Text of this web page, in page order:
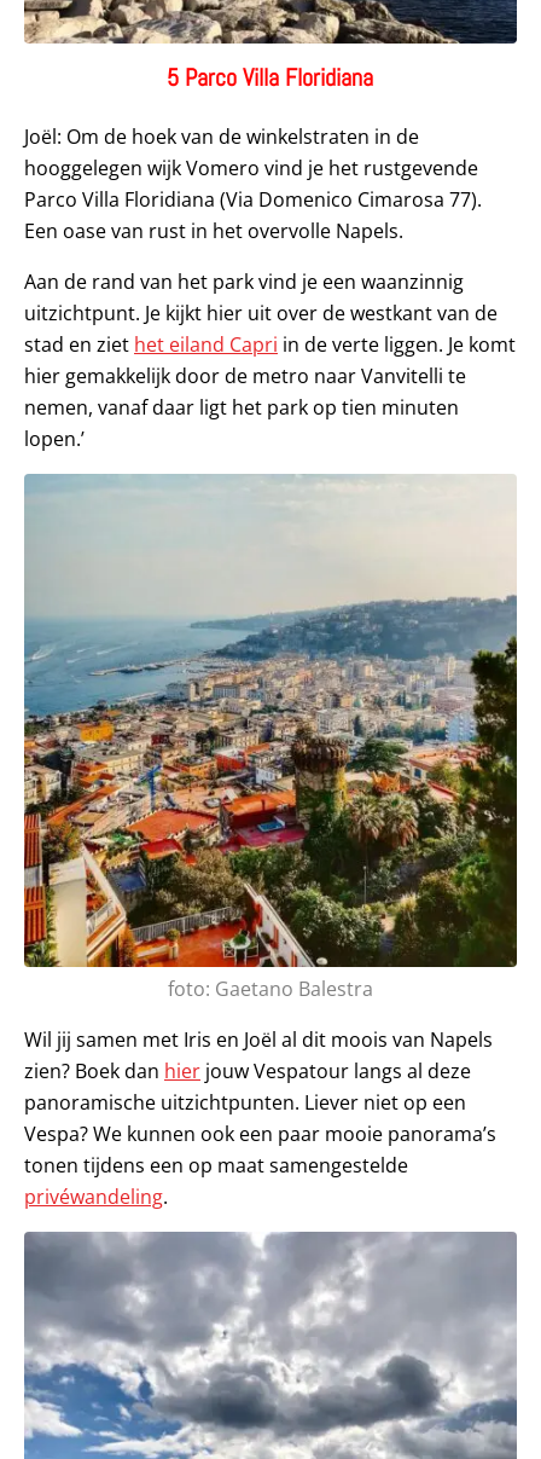
5 Parco Villa Floridiana
Joël: Om de hoek van de winkelstraten in de
hooggelegen wijk Vomero vind je het rustgevende
Parco Villa Floridiana (Via Domenico Cimarosa 77).
Een oase van rust in het overvolle Napels.
Aan de rand van het park vind je een waanzinnig
uitzichtpunt. Je kijkt hier uit over de westkant van de
stad en ziet het eiland Capri in de verte liggen. Je komt
hier gemakkelijk door de metro naar Vanvitelli te
nemen, vanaf daar ligt het park op tien minuten
lopen.’
foto: Gaetano Balestra
Wil jij samen met Iris en Joël al dit moois van Napels
zien? Boek dan hier jouw Vespatour langs al deze
panoramische uitzichtpunten. Liever niet op een
Vespa? We kunnen ook een paar mooie panorama’s
tonen tijdens een op maat samengestelde
privéwandeling.